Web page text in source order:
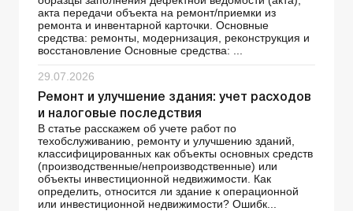
акта передачи объекта на ремонт/приемки из
ремонта и инвентарной карточки. Основные
средства: ремонты, модернизация, реконструкция и
восстановление Основные средства: ...
29.07.2026
Ремонт и улучшение здания: учет расходов
и налоговые последствия
В статье расскажем об учете работ по
техобслуживанию, ремонту и улучшению зданий,
классифицированных как объекты основных средств
(производственные/непроизводственные) или
объекты инвестиционной недвижимости. Как
определить, относится ли здание к операционной
или инвестиционной недвижимости? Ошибк...